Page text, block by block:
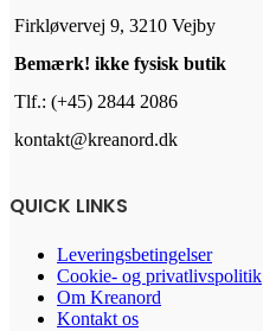
Firkløvervej 9, 3210 Vejby
Bemærk! ikke fysisk butik
Tlf.: (+45) 2844 2086
kontakt@kreanord.dk
QUICK LINKS
Leveringsbetingelser
Cookie- og privatlivspolitik
Om Kreanord
Kontakt os